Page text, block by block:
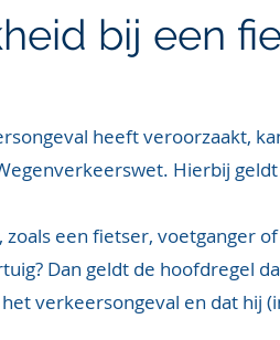
bij een
heeft veroorzaakt,
Hierbij
een fietser, voetganger
Dan geldt de hoofdregel
verkeersongeval en dat hij